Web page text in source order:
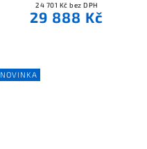
24 701 Kč bez DPH
29 888 Kč
NOVINKA